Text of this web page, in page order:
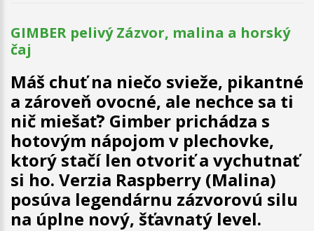
GIMBER pelivý Zázvor, malina a horský
čaj
Máš chuť na niečo svieže, pikantné
a zároveň ovocné, ale nechce sa ti
nič miešať? Gimber prichádza s
hotovým nápojom v plechovke,
ktorý stačí len otvoriť a vychutnať
si ho. Verzia Raspberry (Malina)
posúva legendárnu zázvorovú silu
na úplne nový, šťavnatý level.